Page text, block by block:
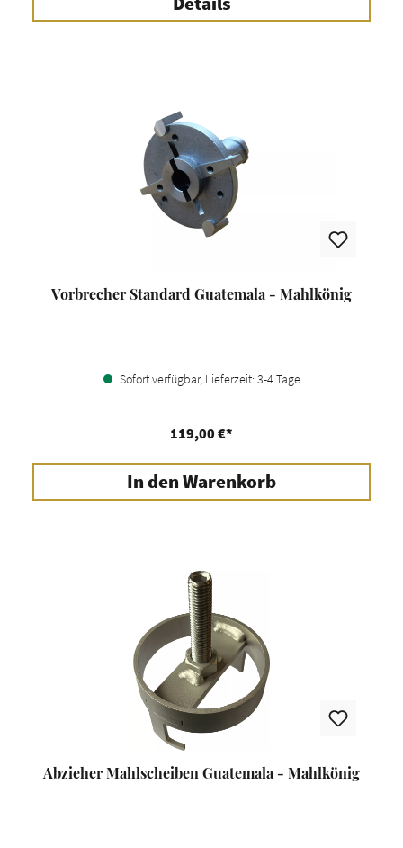
Vorbrecher Standard Guatemala - Mahlkönig
Sofort verfügbar, Lieferzeit: 3-4 Tage
119,00 €*
In den Warenkorb
Abzieher Mahlscheiben Guatemala - Mahlkönig